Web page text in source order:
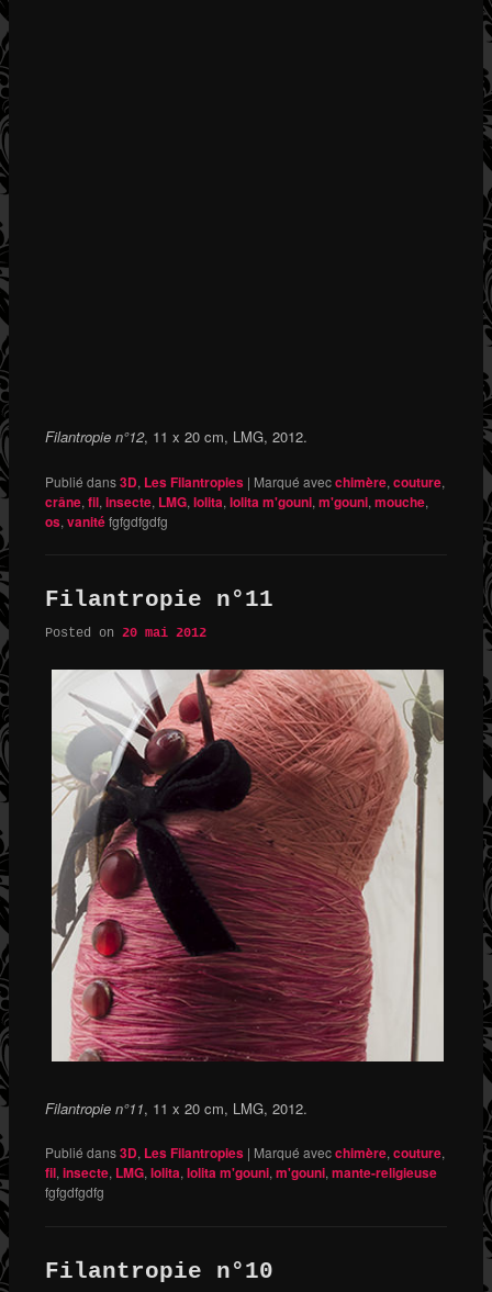
Filantropie n°12, 11 x 20 cm, LMG, 2012.
Publié dans3D, Les Filantropies | Marqué avecchimère, couture,
crâne, fil, insecte, LMG, lolita, lolita m'gouni, m'gouni, mouche,
os, vanitéfgfgdfgdfg
Filantropie n°11
Posted on 20 mai 2012
Filantropie n°11, 11 x 20 cm, LMG, 2012.
Publié dans3D, Les Filantropies | Marqué avecchimère,couture,
fil,insecte, LMG,lolita,lolita m'gouni,m'gouni,mante-religieuse
fgfgdfgdfg
Filantropie n°10